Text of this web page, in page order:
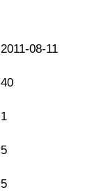
2011-08-11
40
1
5
5